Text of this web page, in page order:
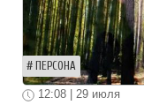
ПЕРСОНА
12:08 | 29 июля